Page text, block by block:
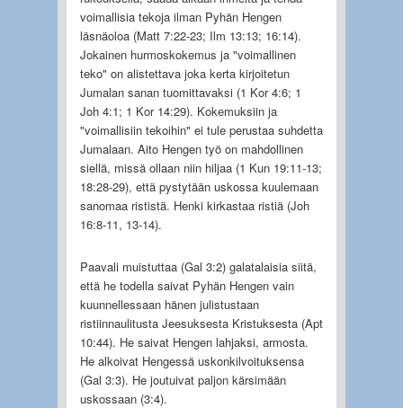
voimallisia tekoja ilman Pyhän Hengen
läsnäoloa (Matt 7:22-23; Ilm 13:13; 16:14).
Jokainen hurmoskokemus ja "voimallinen
teko" on alistettava joka kerta kirjoitetun
Jumalan sanan tuomittavaksi (1 Kor 4:6; 1
Joh 4:1; 1 Kor 14:29). Kokemuksiin ja
"voimallisiin tekoihin" ei tule perustaa suhdetta
Jumalaan. Aito Hengen työ on mahdollinen
siellä, missä ollaan niin hiljaa (1 Kun 19:11-13;
18:28-29), että pystytään uskossa kuulemaan
sanomaa rististä. Henki kirkastaa ristiä (Joh
16:8-11, 13-14).
Paavali muistuttaa (Gal 3:2) galatalaisia siitä,
että he todella saivat Pyhän Hengen vain
kuunnellessaan hänen julistustaan
ristiinnaulitusta Jeesuksesta Kristuksesta (Apt
10:44). He saivat Hengen lahjaksi, armosta.
He alkoivat Hengessä uskonkilvoituksensa
(Gal 3:3). He joutuivat paljon kärsimään
uskossaan (3:4).